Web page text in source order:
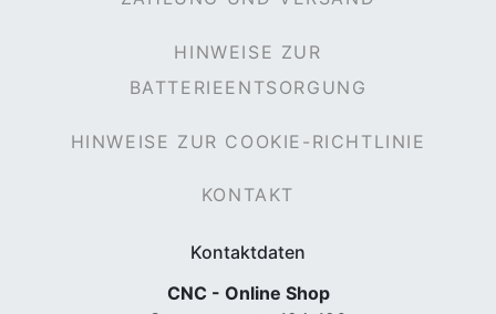
HINWEISE ZUR
BATTERIEENTSORGUNG
HINWEISE ZUR COOKIE-RICHTLINIE
KONTAKT
Kontaktdaten
CNC - Online Shop